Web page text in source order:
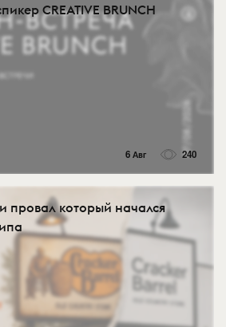
CREATIVE BRUNCH
6 Авг 240
провал который начался